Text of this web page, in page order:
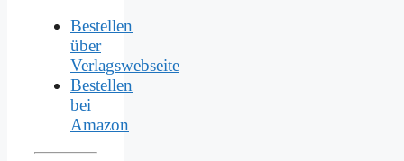
Bestellen
über
Verlagswebseite
Bestellen
bei
Amazon